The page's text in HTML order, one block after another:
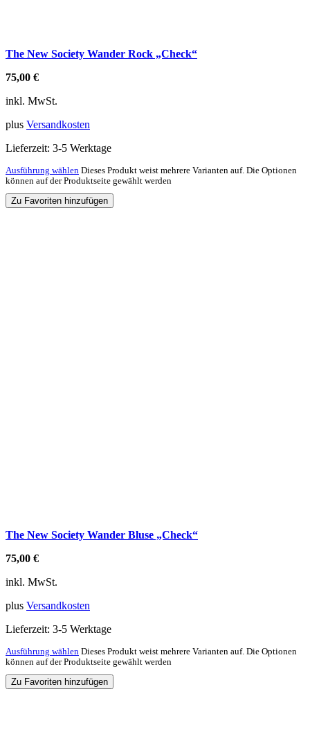
The New Society Wander Rock „Check“
75,00 €
inkl. MwSt.
plus Versandkosten
Lieferzeit: 3-5 Werktage
Ausführung wählen Dieses Produkt weist mehrere Varianten auf. Die Optionen
können auf der Produktseite gewählt werden
Zu Favoriten hinzufügen
The New Society Wander Bluse „Check“
75,00 €
inkl. MwSt.
plus Versandkosten
Lieferzeit: 3-5 Werktage
Ausführung wählen Dieses Produkt weist mehrere Varianten auf. Die Optionen
können auf der Produktseite gewählt werden
Zu Favoriten hinzufügen